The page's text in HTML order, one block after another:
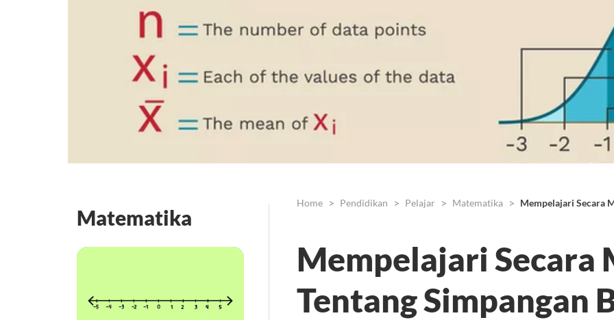
Matematika
Home Pendidikan Pelajar Matematika Mempelajari Secara
Mempelajari Secara
Tentang Simpangan